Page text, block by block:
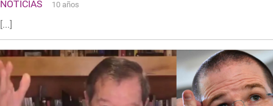
NOTICIAS 10 años
[...]